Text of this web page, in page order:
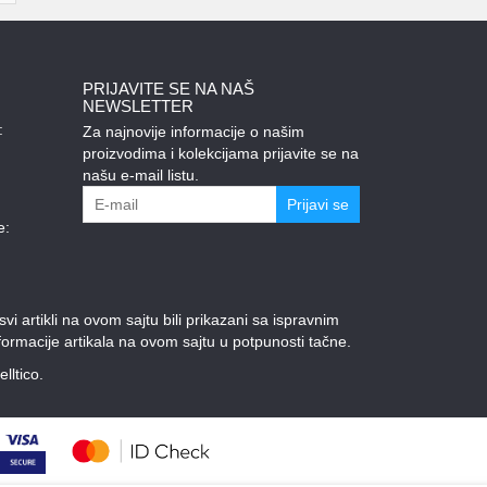
PRIJAVITE SE NA NAŠ
NEWSLETTER
Za najnovije informacije o našim
proizvodima i kolekcijama prijavite se na
našu e-mail listu.
Prijavi se
artikli na ovom sajtu bili prikazani sa ispravnim
artikala na ovom sajtu u potpunosti tačne.